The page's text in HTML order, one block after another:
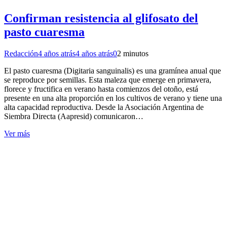
Confirman resistencia al glifosato del
pasto cuaresma
Redacción4 años atrás4 años atrás02 minutos
El pasto cuaresma (Digitaria sanguinalis) es una gramínea anual que
se reproduce por semillas. Esta maleza que emerge en primavera,
florece y fructifica en verano hasta comienzos del otoño, está
presente en una alta proporción en los cultivos de verano y tiene una
alta capacidad reproductiva. Desde la Asociación Argentina de
Siembra Directa (Aapresid) comunicaron…
Ver más